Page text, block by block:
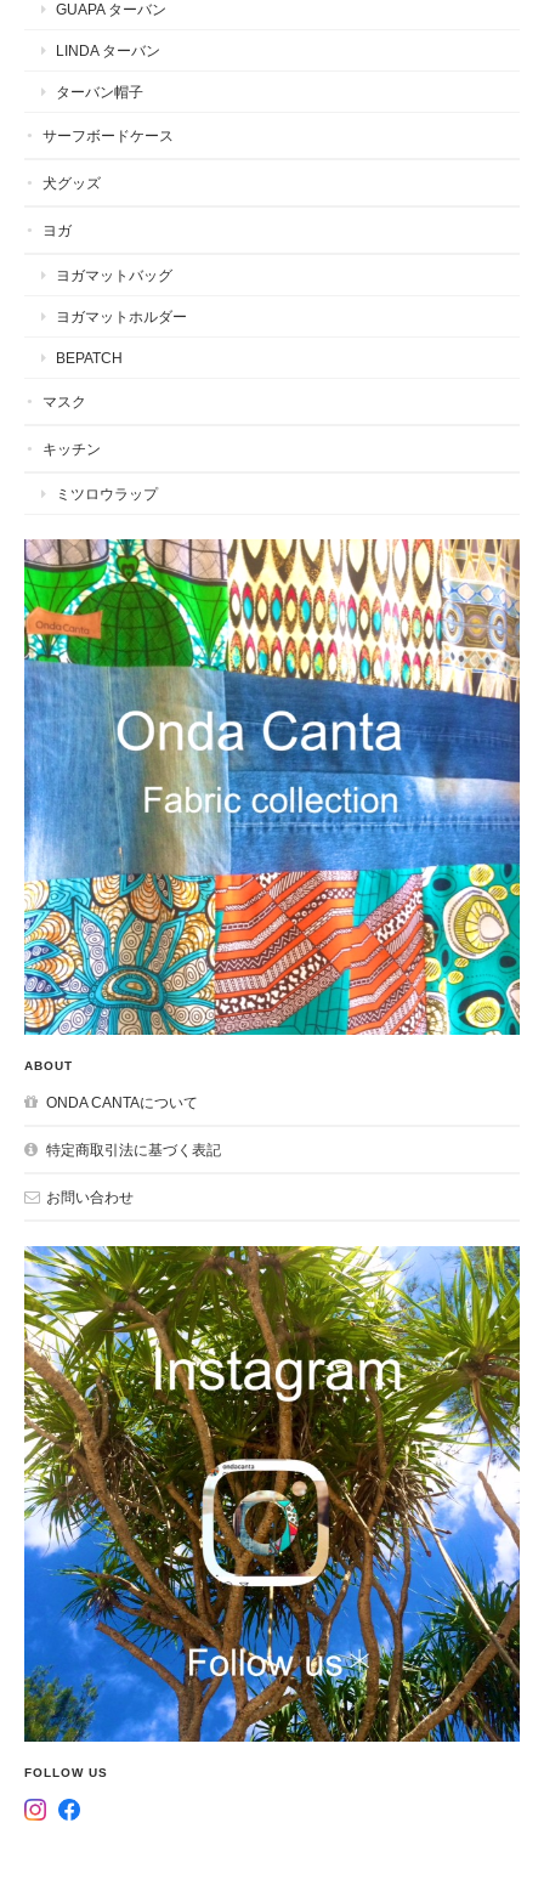
GUAPA ターバン
LINDA ターバン
ターバン帽子
サーフボードケース
犬グッズ
ヨガ
ヨガマットバッグ
ヨガマットホルダー
BEPATCH
マスク
キッチン
ミツロウラップ
ABOUT
ONDA CANTAについて
特定商取引法に基づく表記
お問い合わせ
FOLLOW US